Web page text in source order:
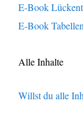
E-Book
E-Book
Alle Inhalte
Willst du alle